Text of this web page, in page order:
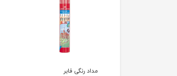
مداد رنگی فابر